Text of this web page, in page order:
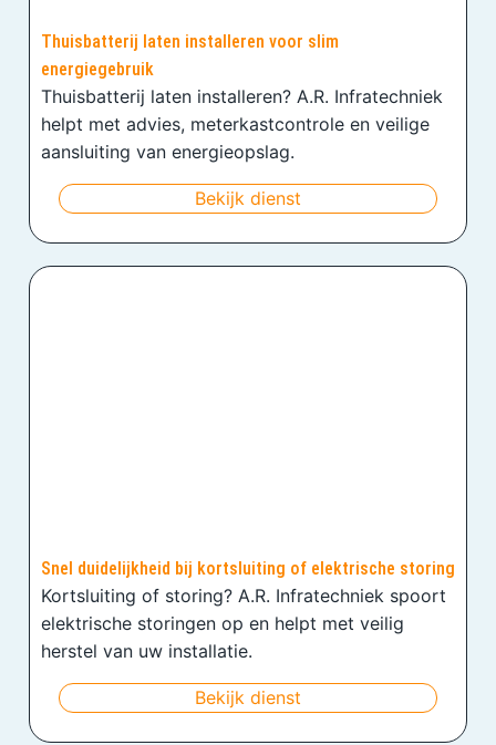
Thuisbatterij laten installeren voor slim
energiegebruik
Thuisbatterij laten installeren? A.R. Infratechniek
helpt met advies, meterkastcontrole en veilige
aansluiting van energieopslag.
Bekijk dienst
Snel duidelijkheid bij kortsluiting of elektrische storing
Kortsluiting of storing? A.R. Infratechniek spoort
elektrische storingen op en helpt met veilig
herstel van uw installatie.
Bekijk dienst